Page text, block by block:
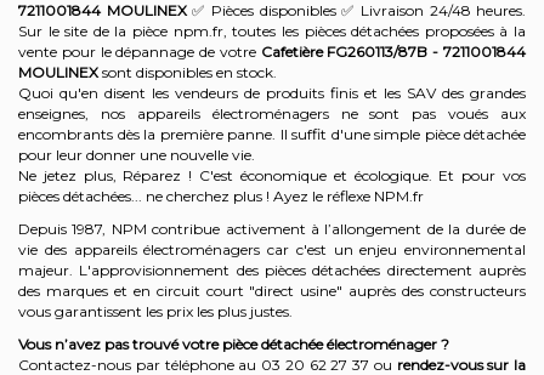
7211001844 MOULINEX ✅ Pièces disponibles ✅ Livraison 24/48 heures.
Sur le site de la pièce npm.fr, toutes les pièces détachées proposées à la
vente pour le dépannage de votre Cafetière FG260113/87B - 7211001844
MOULINEXsont disponibles en stock.
Quoi qu'en disent les vendeurs de produits finis et les SAV des grandes
enseignes, nos appareils électroménagers ne sont pas voués aux
encombrants dès la première panne. Il suffit d'une simple pièce détachée
pour leur donner une nouvelle vie.
Ne jetez plus, Réparez ! C'est économique et écologique. Et pour vos
pièces détachées... ne cherchez plus ! Ayez le réflexe NPM.fr
Depuis 1987, NPM contribue activement à l’allongement de la durée de
vie des appareils électroménagers car c'est un enjeu environnemental
majeur. L'approvisionnement des pièces détachées directement auprès
des marques et en circuit court "direct usine" auprès des constructeurs
vous garantissent les prix les plus justes.
Vous n’avez pas trouvé votre pièce détachée électroménager ?
Contactez-nous par téléphone au 03 20 62 27 37 ou rendez-vous sur la